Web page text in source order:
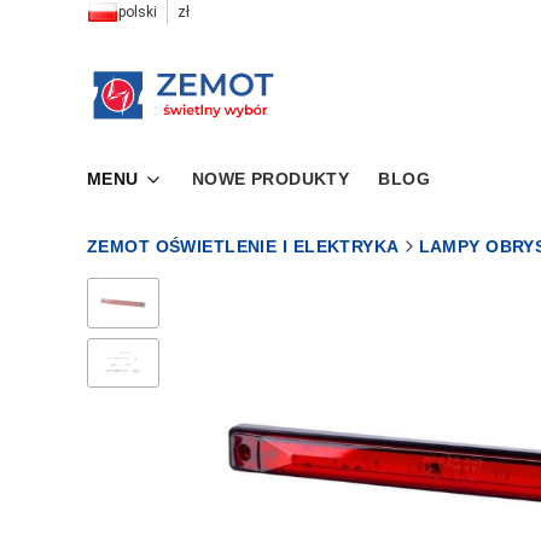
polski zł
MENU NOWE PRODUKTY BLOG
ZEMOT OŚWIETLENIE I ELEKTRYKA LAMPY